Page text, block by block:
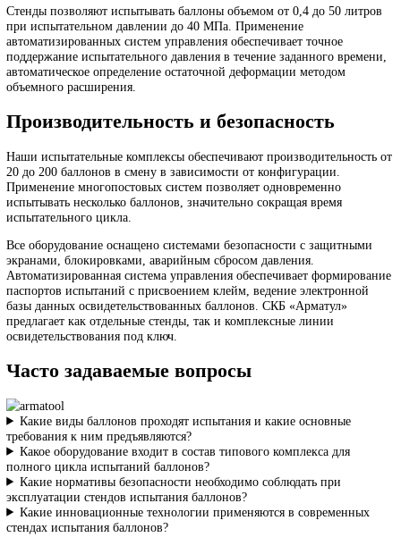
Наше оборудование обеспечивает проведение полного цикла
технического освидетельствования баллонов: внешний осмотр,
вывинчивание вентиля, дегазацию, внутренний осмотр, очистку
внутренней поверхности, промывку, сушку, взвешивание,
деформации, пневматические испытания на герметичность,
Стенды позволяют испытывать баллоны объемом от 0,4 до 50
при испытательном давлении до 40 МПа. Применение
автоматизированных систем управления обеспечивает точное
поддержание испытательного давления в течение заданного
автоматическое определение остаточной деформации методом
объемного расширения.
Производительность и безопасность
Наши испытательные комплексы обеспечивают
Применение многопостовых систем позволяет одновременно
испытывать несколько баллонов, значительно сокращая время
испытательного цикла.
Все оборудование оснащено системами безопасности с
экранами, блокировками, аварийным сбросом давления.
Автоматизированная система управления обеспечивает
паспортов испытаний с присвоением клейм, ведение
базы данных освидетельствованных баллонов. СКБ «Арматул»
предлагает как отдельные стенды, так и комплексные линии
освидетельствования под ключ.